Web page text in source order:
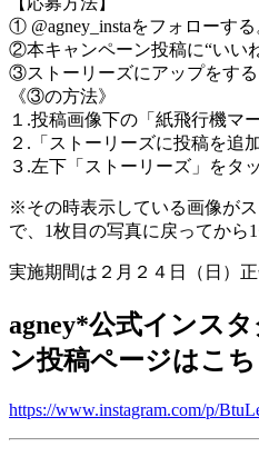
① @agney_instaをフォローする
②本キャンペーン投稿に“いい
③ストーリーズにアップをす
《③の方法》
１.投稿画像下の「紙飛行機マ
２.「ストーリーズに投稿を追
３.左下「ストーリーズ」をタ
※その時表示している画像が
で、1枚目の写真に戻ってから
実施期間は２月２４日（日）
agney*公式インス
ン投稿ページはこち
https://www.instagram.com/p/